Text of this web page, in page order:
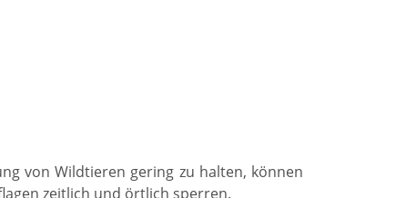
von Wildtieren gering zu halten, können
zeitlich und örtlich sperren.